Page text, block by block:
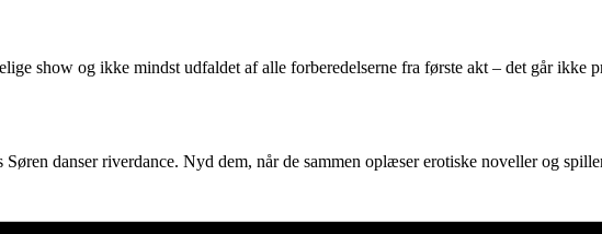
show og ikke mindst udfaldet af alle forberedelserne fra første akt – det går
danser riverdance. Nyd dem, når de sammen oplæser erotiske noveller og